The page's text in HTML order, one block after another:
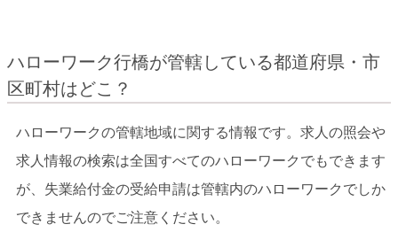
ハローワーク行橋が管轄している都道府県・市
区町村はどこ？
ハローワークの管轄地域に関する情報です。求人の照会や
求人情報の検索は全国すべてのハローワークでもできます
が、失業給付金の受給申請は管轄内のハローワークでしか
できませんのでご注意ください。